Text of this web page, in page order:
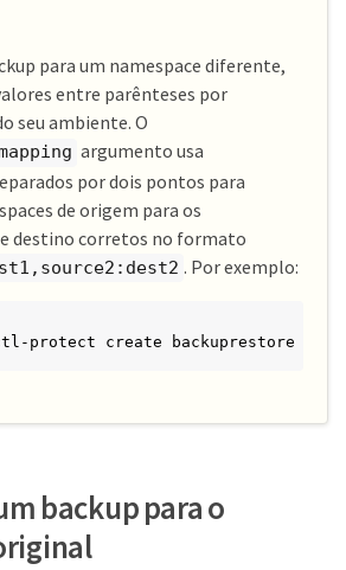
para um namespace diferente,
entre parênteses por
seu ambiente. O
argumento usa
por dois pontos para
de origem para os
destino corretos no formato
. Por exemplo:
protect create backuprestore
backup para o